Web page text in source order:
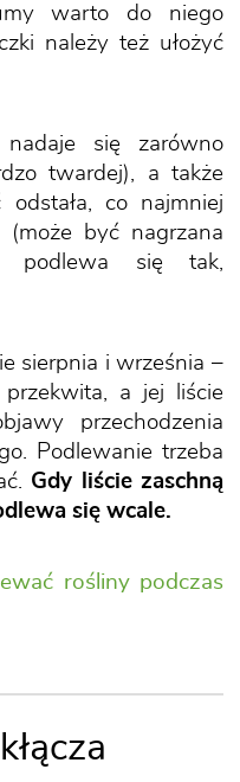
warto do niego
należy też ułożyć
się zarówno
twardej), a także
co najmniej
być nagrzana
podlewa się tak,
sierpnia i września –
przekwita, a jej liście
przechodzenia
Podlewanie trzeba
Gdy liście zaschną
się wcale.
rośliny podczas